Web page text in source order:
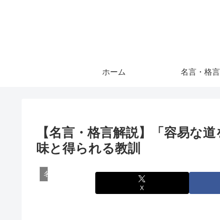
ホーム 名言・格言
【名言・格言解説】「容易な
味と得られる教訓
名言・格言
X